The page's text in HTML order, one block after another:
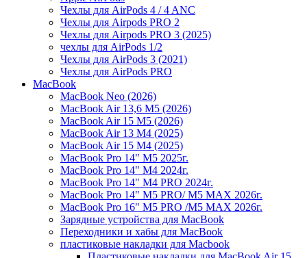
Чехлы для AirPods 4 / 4 ANC
Чехлы для Airpods PRO 2
Чехлы для Airpods PRO 3 (2025)
чехлы для AirPods 1/2
Чехлы для AirPods 3 (2021)
Чехлы для AirPods PRO
MacBook
MacBook Neo (2026)
MacBook Air 13,6 M5 (2026)
MacBook Air 15 M5 (2026)
MacBook Air 13 M4 (2025)
MacBook Air 15 M4 (2025)
MacBook Pro 14" M5 2025г.
MacBook Pro 14" M4 2024г.
MacBook Pro 14" M4 PRO 2024г.
MacBook Pro 14" M5 PRO/ M5 MAX 2026г.
MacBook Pro 16" M5 PRO /M5 MAX 2026г.
Зарядные устройства для MacBook
Переходники и хабы для MacBook
пластиковые накладки для Macbook